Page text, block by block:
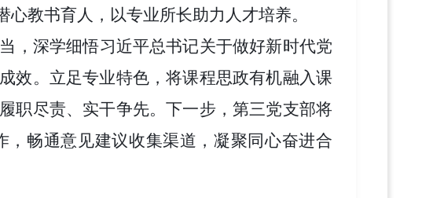
教书育人，以专业所长助力人才培养。
，深学细悟习近平总书记关于做好新时代党
效。立足专业特色，将课程思政有机融入课
职尽责、实干争先。下一步，第三党支部将
畅通意见建议收集渠道，凝聚同心奋进合